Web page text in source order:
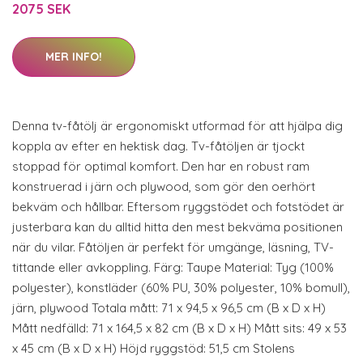
2075 SEK
MER INFO!
Denna tv-fåtölj är ergonomiskt utformad för att hjälpa dig
koppla av efter en hektisk dag. Tv-fåtöljen är tjockt
stoppad för optimal komfort. Den har en robust ram
konstruerad i järn och plywood, som gör den oerhört
bekväm och hållbar. Eftersom ryggstödet och fotstödet är
justerbara kan du alltid hitta den mest bekväma positionen
när du vilar. Fåtöljen är perfekt för umgänge, läsning, TV-
tittande eller avkoppling. Färg: Taupe Material: Tyg (100%
polyester), konstläder (60% PU, 30% polyester, 10% bomull),
järn, plywood Totala mått: 71 x 94,5 x 96,5 cm (B x D x H)
Mått nedfälld: 71 x 164,5 x 82 cm (B x D x H) Mått sits: 49 x 53
x 45 cm (B x D x H) Höjd ryggstöd: 51,5 cm Stolens